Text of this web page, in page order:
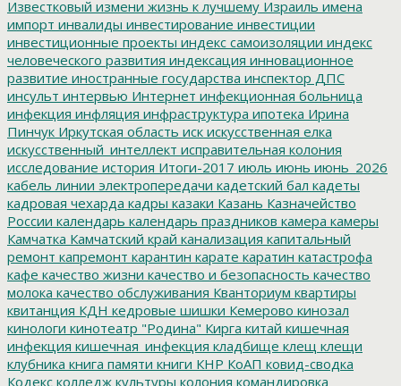
Известковый измени жизнь к лучшему Израиль имена
импорт инвалиды инвестирование инвестиции
инвестиционные проекты индекс самоизоляции индекс
человеческого развития индексация инновационное
развитие иностранные государства инспектор ДПС
инсульт интервью Интернет инфекционная больница
инфекция инфляция инфраструктура ипотека Ирина
Пинчук Иркутская область иск искусственная елка
искусственный_интеллект исправительная колония
исследование история Итоги-2017 июль июнь июнь_2026
кабель линии электропередачи кадетский бал кадеты
кадровая чехарда кадры казаки Казань Казначейство
России календарь календарь праздников камера камеры
Камчатка Камчатский край канализация капитальный
ремонт капремонт карантин карате каратин катастрофа
кафе качество жизни качество и безопасность качество
молока качество обслуживания Кванториум квартиры
квитанция КДН кедровые шишки Кемерово кинозал
кинологи кинотеатр "Родина" Кирга китай кишечная
инфекция кишечная_инфекция кладбище клещ клещи
клубника книга памяти книги КНР КоАП ковид-сводка
Кодекс колледж культуры колония командировка